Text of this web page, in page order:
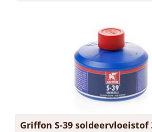
Griffon S-39 soldeervloeistof